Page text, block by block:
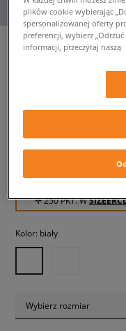
249,99 zł z VAT
✛ 250 PKT. W
Kolor: biały
Wybierz rozmiar
plików cookie wybierając
spersonalizowanej oferty
preferencji, wybierz
informacji, przeczytaj naszą